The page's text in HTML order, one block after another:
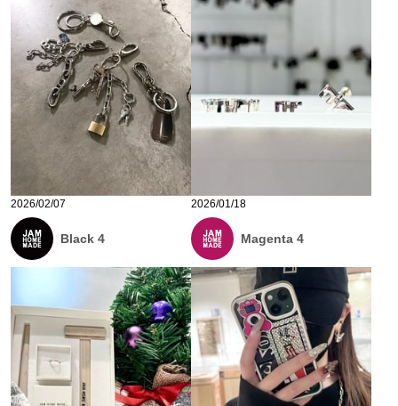
2026/02/07
Black 4
2026/01/18
Magenta 4